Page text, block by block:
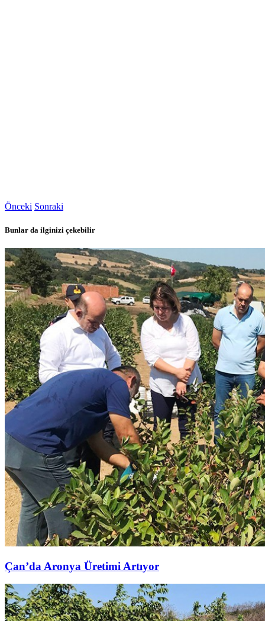
Önceki Sonraki
Bunlar da ilginizi çekebilir
Çan’da Aronya Üretimi Artıyor